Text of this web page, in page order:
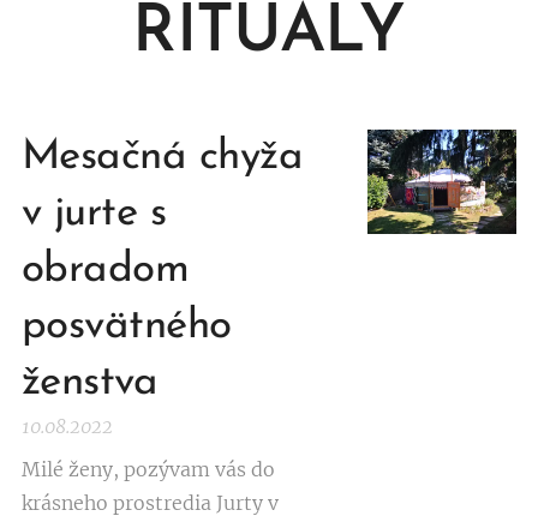
RITUÁLY
Mesačná chyža
v jurte s
obradom
posvätného
ženstva
10.08.2022
Milé ženy, pozývam vás do
krásneho prostredia Jurty v